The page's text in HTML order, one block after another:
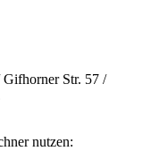
Str. 57 /
nutzen: